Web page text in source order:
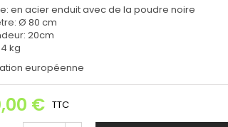
en acier enduit avec de la poudre noire
Ø 80 cm
20cm
kg
européenne
€ TTC